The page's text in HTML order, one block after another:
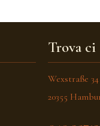
Trova ci
Wexstraße 34
20355